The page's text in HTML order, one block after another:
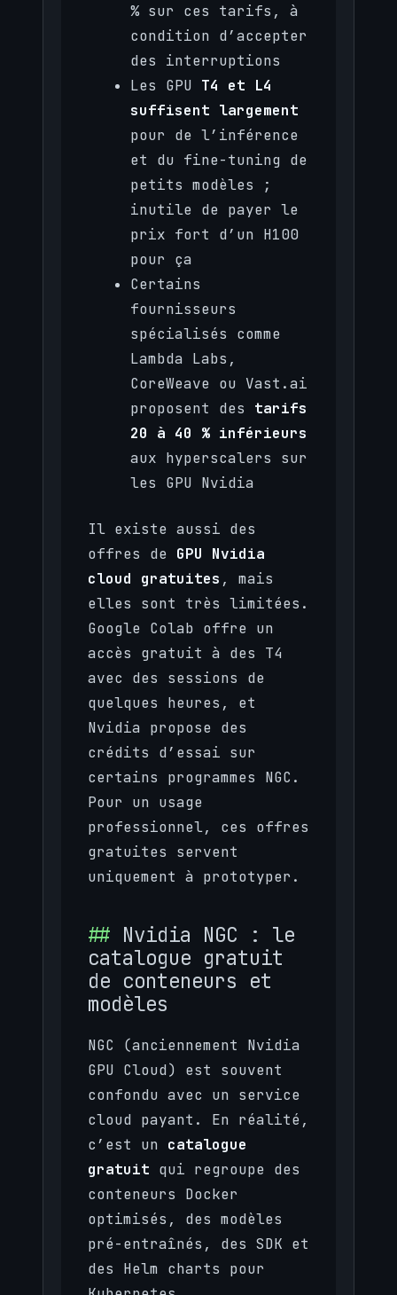
% sur ces tarifs, à
condition d’accepter
des interruptions
Les GPU T4 et L4
suffisent largement
pour de l’inférence
et du fine-tuning de
petits modèles ;
inutile de payer le
prix fort d’un H100
pour ça
Certains
fournisseurs
spécialisés comme
Lambda Labs,
CoreWeave ou Vast.ai
proposent des tarifs
20 à 40 % inférieurs
aux hyperscalers sur
les GPU Nvidia
Il existe aussi des
offres de GPU Nvidia
cloud gratuites , mais
elles sont très limitées.
Google Colab offre un
accès gratuit à des T4
avec des sessions de
quelques heures, et
Nvidia propose des
crédits d’essai sur
certains programmes NGC.
Pour un usage
professionnel, ces offres
gratuites servent
uniquement à prototyper.
Nvidia NGC : le
catalogue gratuit
de conteneurs et
modèles
NGC (anciennement Nvidia
GPU Cloud) est souvent
confondu avec un service
cloud payant. En réalité,
c’est un catalogue
gratuit qui regroupe des
conteneurs Docker
optimisés, des modèles
pré-entraînés, des SDK et
des Helm charts pour